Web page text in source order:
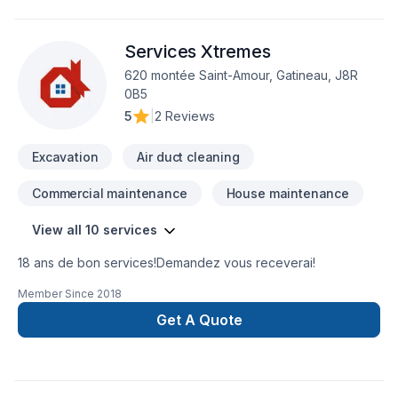
Services Xtremes
620 montée Saint-Amour, Gatineau, J8R
0B5
5
2 Reviews
Excavation Air duct cleaning
Commercial maintenance House maintenance
View all 10 services
18 ans de bon services!Demandez vous receverai!
Member Since 2018
Get A Quote